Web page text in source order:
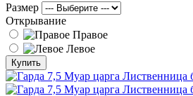
Размер
Открывание
Правое
Левое
Купить